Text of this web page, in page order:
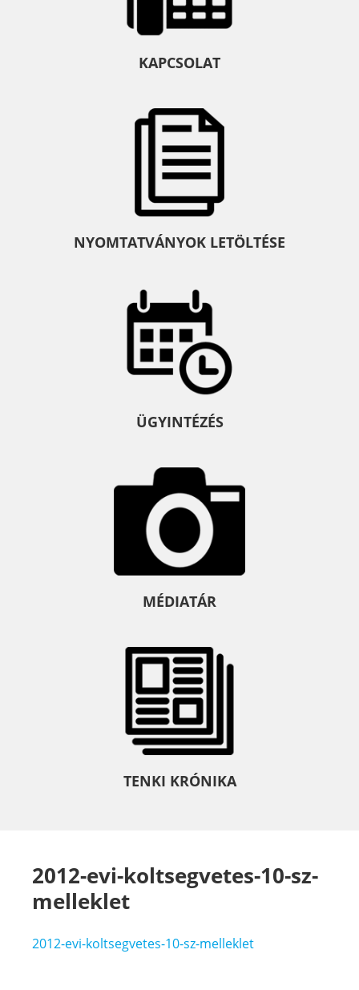
KAPCSOLAT
NYOMTATVÁNYOK LETÖLTÉSE
ÜGYINTÉZÉS
MÉDIATÁR
TENKI KRÓNIKA
2012-evi-koltsegvetes-10-sz-
melleklet
2012-evi-koltsegvetes-10-sz-melleklet